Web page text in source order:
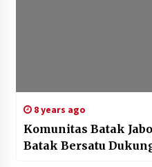
8 years ago
Komunitas Batak
Batak Bersatu